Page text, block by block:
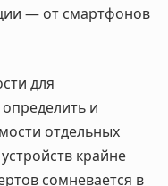
— от смартфонов
для
и
отдельных
крайне
сомневается в